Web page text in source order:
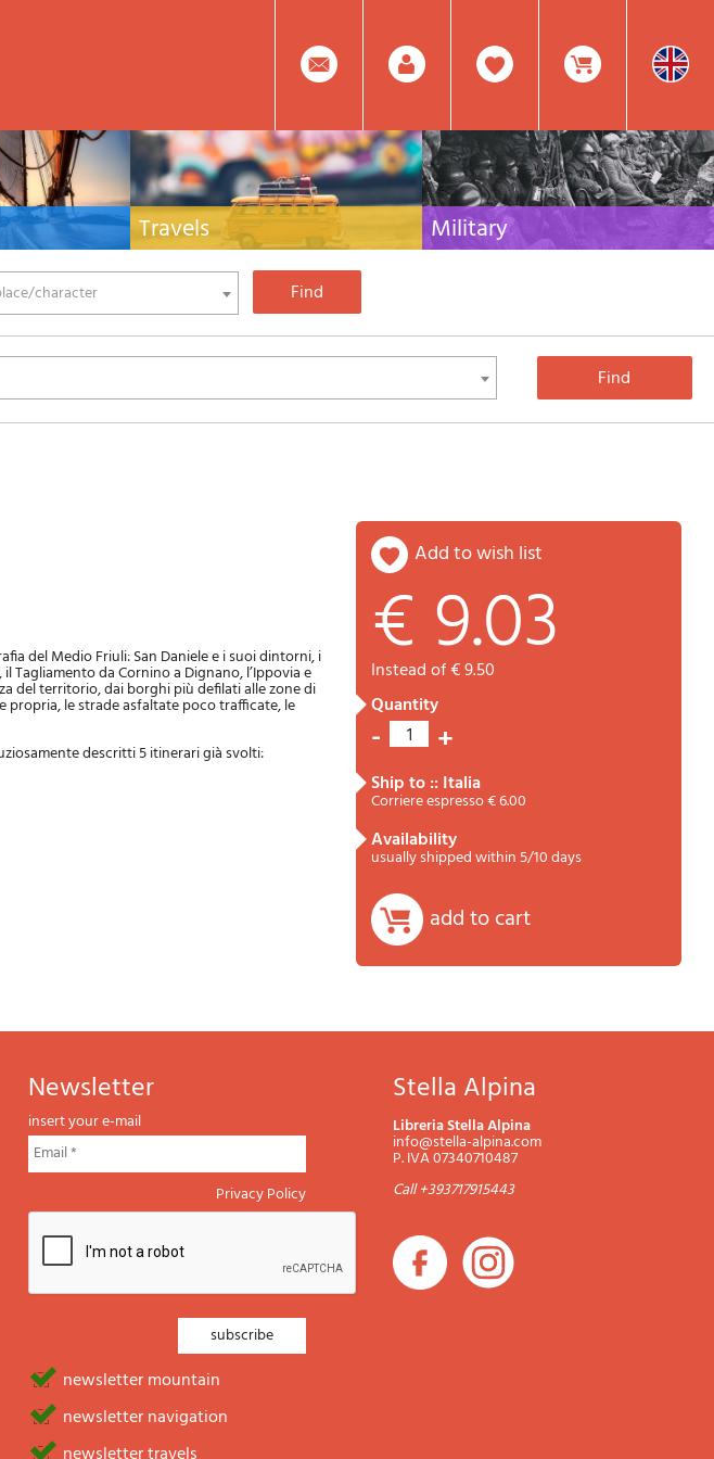
0
Item(s)
In
Summary
Facebook
Create
books
motor
Travels
Travel guides and travel literature for Italy,
Europe and the rest of the world
Military
Collection of the best publications (books and
character
del Medio Friuli: San Daniele e i suoi dintorni, i
da Cornino a Dignano, l’Ippovia e
del territorio, dai borghi più defilati alle zone di
propria, le strade asfaltate poco trafficate, le
descritti 5 itinerari già svolti:
add to wish list
€ 9.03
instead of € 9.50
quantity
- 1 +
ship to :: Italia
Corriere espresso € 6.00
availability
usually shipped within 5/10 days
add to cart
newsletter
insert your e-mail
Privacy Policy
newsletter mountain
newsletter navigation
Stella Alpina
Libreria Stella Alpina
info@stella-alpina.com
P. IVA 07340710487
Call +393717915443